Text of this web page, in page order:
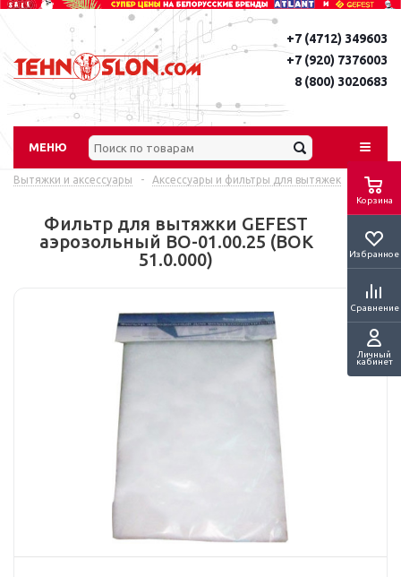
Корзина
Избранное
Сравнение
Личный
кабинет
+7 (4712) 349603
+7 (920) 7376003
8 (800) 3020683
МЕНЮ
Вытяжки и аксессуары - Аксессуары и фильтры для вытяжек
Фильтр для вытяжки GEFEST
аэрозольный ВО-01.00.25 (BOK
51.0.000)